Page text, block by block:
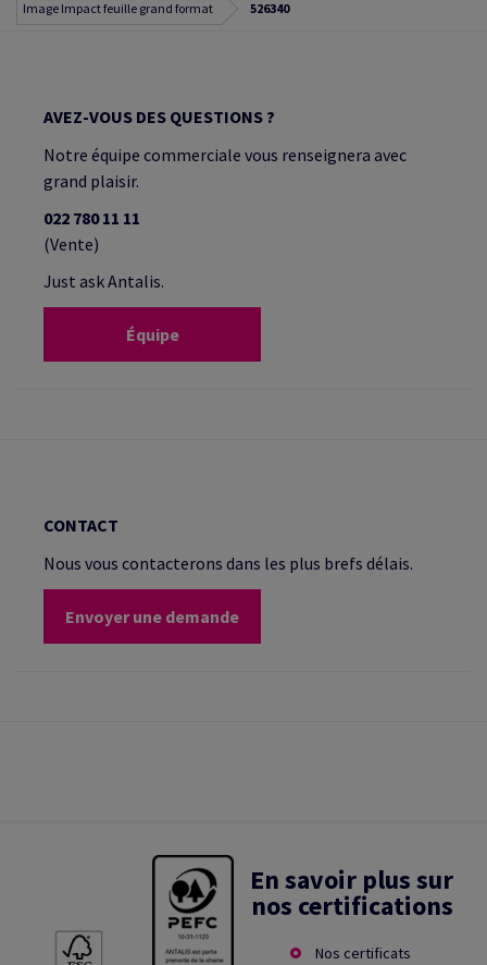
Image Impact feuille grand format 526340
AVEZ-VOUS DES QUESTIONS ?
Notre équipe commerciale vous renseignera avec
grand plaisir.
022 780 11 11
(Vente)
Just ask Antalis.
Équipe
CONTACT
Nous vous contacterons dans les plus brefs délais.
Envoyer une demande
En savoir plus sur
nos certifications
Nos certificats